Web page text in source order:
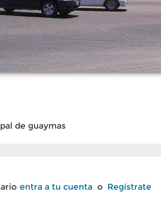
de guaymas
entra a tu cuenta o Regístrate